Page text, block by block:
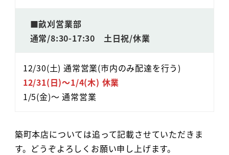
■畝刈営業部
通常/8:30-17:30 土日祝/休業
12/30(土) 通常営業(市内のみ配達を行う)
12/31(日)～1/4(木) 休業
1/5(金)～ 通常営業
築町本店については追って記載させていただきま
す。どうぞよろしくお願い申し上げます。